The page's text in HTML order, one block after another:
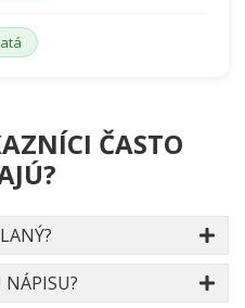
ČASTO
NÁPISU?